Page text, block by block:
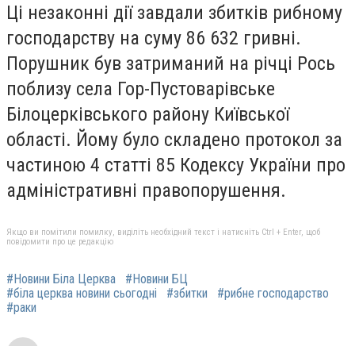
Ці незаконні дії завдали збитків рибному
господарству на суму 86 632 гривні.
Порушник був затриманий на річці Рось
поблизу села Гор-Пустоварівське
Білоцерківського району Київської
області. Йому було складено протокол за
частиною 4 статті 85 Кодексу України про
адміністративні правопорушення.
Якщо ви помітили помилку, виділіть необхідний текст і натисніть Ctrl + Enter, щоб
повідомити про це редакцію
#Новини Біла Церква
#Новини БЦ
#біла церква новини сьогодні
#збитки
#рибне господарство
#раки